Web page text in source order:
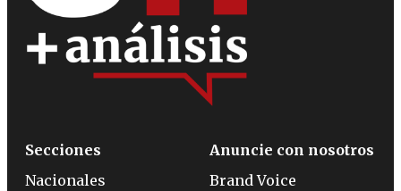
Secciones
Nacionales
Anuncie con nosotros
Brand Voice